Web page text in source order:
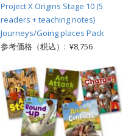
Project X Origins Stage 10 (5
readers + teaching notes)
Journeys/Going places Pack
参考価格（税込）: ¥8,756